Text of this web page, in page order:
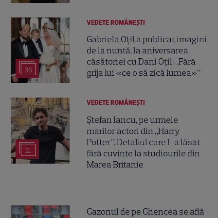
36
VEDETE ROMÂNEŞTI
Gabriela Oțil a publicat imagini
de la nuntă, la aniversarea
căsătoriei cu Dani Oțil: „Fără
grija lui «ce o să zică lumea»”
21
VEDETE ROMÂNEŞTI
Ștefan Iancu, pe urmele
marilor actori din „Harry
Potter”. Detaliul care l-a lăsat
fără cuvinte la studiourile din
Marea Britanie
Gazonul de pe Ghencea se află